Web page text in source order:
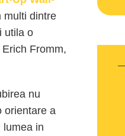
multi dintre
utila o
Fromm,
nu
orientare a
lumea in